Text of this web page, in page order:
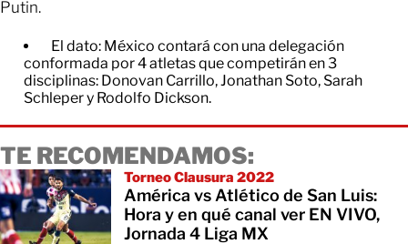
Putin.
El dato: México contará con una delegación
conformada por 4 atletas que competirán en 3
disciplinas: Donovan Carrillo, Jonathan Soto, Sarah
Schleper y Rodolfo Dickson.
TE RECOMENDAMOS:
Torneo Clausura 2022
América vs Atlético de San Luis:
Hora y en qué canal ver EN VIVO,
Jornada 4 Liga MX